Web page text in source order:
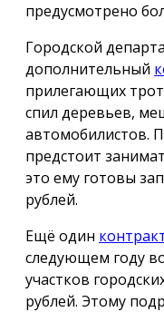
предусмотрено
Городской
дополнительный
прилегающих
спил деревьев,
автомобилистов.
предстоит
это ему готовы
рублей.
Ещё один
следующем году
участков
рублей. Этому